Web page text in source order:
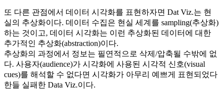
또 다른 관점에서 데이터 시각화를 표현하자면 Dat Viz.는 현
실의 추상화이다. 데이터 수집은 현실 세계를 sampling(추상화)
하는 것이고, 데이터 시각화는 이런 추상화된 데이터에 대한
추가적인 추상화(abstraction)이다.
추상화의 과정에서 정보는 필연적으로 삭제/압축될 수밖에 없
다. 사용자(audience)가 시각화에 사용된 시각적 신호(visual
cues)를 해석할 수 없다면 시각화가 아무리 예쁘게 표현되었다
한들 실패한 Data Viz.이다.